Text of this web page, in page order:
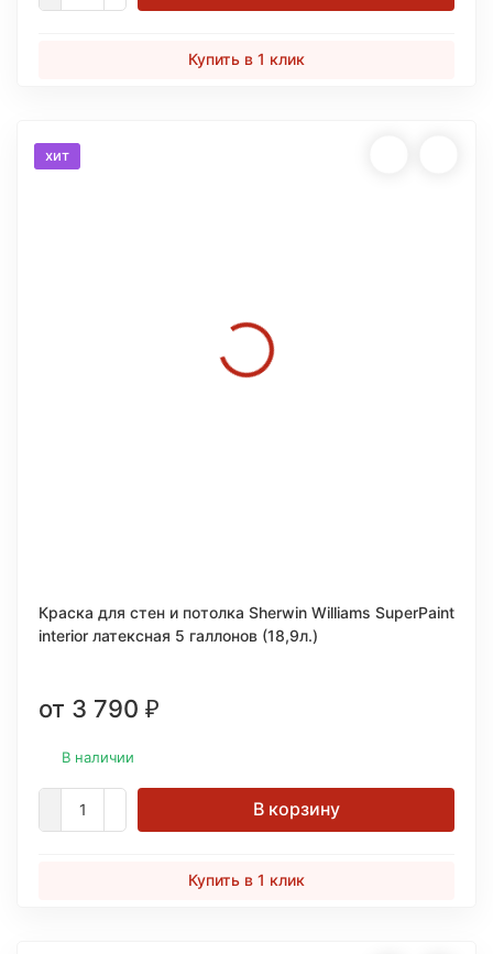
Купить в 1 клик
хит
Краска для стен и потолка Sherwin Williams SuperPaint
interior латексная 5 галлонов (18,9л.)
от 3 790 ₽
В наличии
В корзину
Купить в 1 клик